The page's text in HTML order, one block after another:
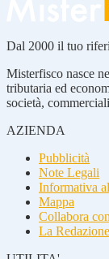
Dal 2000 il tuo
Misterfisco nasce
tributaria ed
società,
AZIENDA
Pubblicità
Note Legali
Informativa
Mappa
Collabora
La Redazione